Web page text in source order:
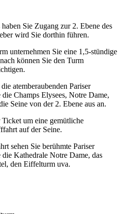
Sie Zugang zur 2. Ebene des
wird Sie dorthin führen.
unternehmen Sie eine 1,5-stündige
können Sie den Turm
atemberaubenden Pariser
Champs Elysees, Notre Dame,
Seine von der 2. Ebene aus an.
um eine gemütliche
auf der Seine.
sehen Sie berühmte Pariser
Kathedrale Notre Dame, das
den Eiffelturm uva.